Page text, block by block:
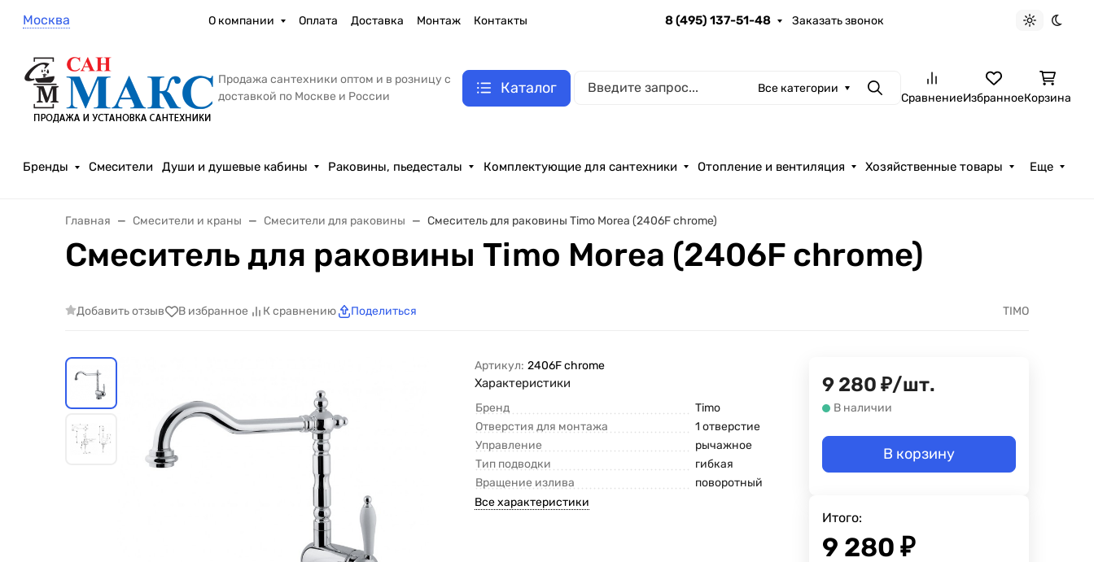
Москва О компании Оплата Доставка Монтаж Контакты 8 (495) 137-51-48 Заказать звонок
Светлая
Продажа сантехники оптом и в розницу с
доставкой по Москве и России
Каталог Все категории ПоискСравнениеИзбранноеКорзина
Бренды Смесители Души и душевые кабины Раковины, пьедесталы Комплектующие для сантехники Отопление и вентиляция Хозяйственные товары Еще
Главная Смесители и краны Смесители для раковины Смеситель для раковины Timo Morea (2406F chrome)
Смеситель для раковины Timo Morea (2406F chrome)
Добавить отзыв В избранное К сравнению Поделиться TIMO
Артикул: 2406F chrome
Характеристики
Бренд
Timo
Отверстия для монтажа
1 отверстие
Управление
рычажное
Тип подводки
гибкая
Вращение излива
поворотный
Все характеристики
9 280 ₽/шт.
В наличии
В корзину
Итого:
9 280 ₽